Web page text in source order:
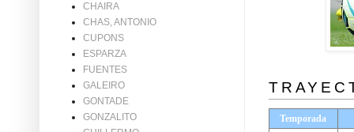
Temporada
CHAIRA
CHAS, ANTONIO
CUPONS
ESPARZA
FUENTES
GALEIRO
GONTADE
GONZALITO